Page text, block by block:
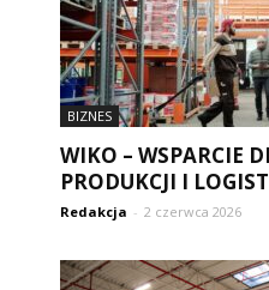
BIZNES
WIKO – WSPARCIE
PRODUKCJI I
Redakcja - 2 czerwca 2026